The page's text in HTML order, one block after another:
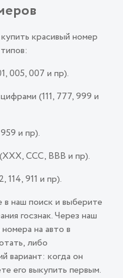
красивый номер
005, 007 и пр).
(111, 777, 999 и
и пр).
(ХХХ, ССС, ВВВ и пр).
114, 911 и пр).
наш поиск и выберите
госзнак. Через наш
на авто в
либо
вариант: когда он
его выкупить первым.